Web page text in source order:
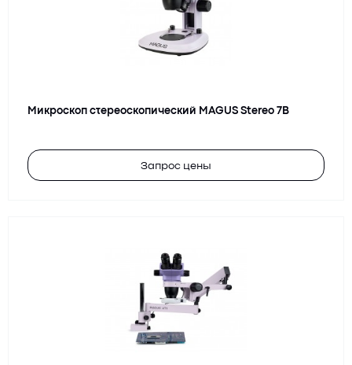
Микроскоп стереоскопический MAGUS Stereo 7B
Запрос цены